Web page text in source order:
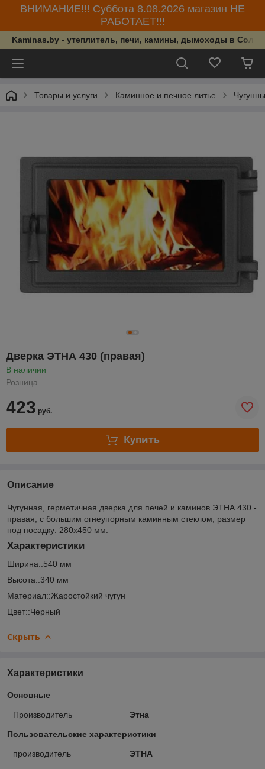
ВНИМАНИЕ!!! Суббота 8.08.2026 магазин НЕ
РАБОТАЕТ!!!
Kaminas.by - утеплитель, печи, камины, дымоходы в
Товары и услуги Каминное и печное литье
Дверка ЭТНА 430 (правая)
В наличии
Розница
423 руб.
Купить
Описание
Чугунная, герметичная дверка для печей и каминов ЭТНА 430 -
правая, с большим огнеупорным каминным стеклом, размер
под посадку: 280х450 мм.
Характеристики
Ширина::540 мм
Высота::340 мм
Материал::Жаростойкий чугун
Цвет::Черный
Скрыть
Характеристики
Основные
Производитель Этна
Пользовательские характеристики
производитель ЭТНА